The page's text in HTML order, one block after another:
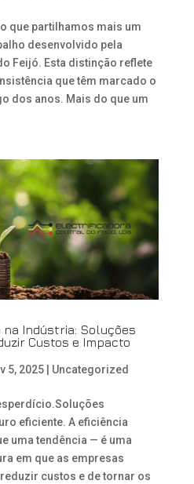
que partilhamos mais um
desenvolvido pela
Feijó. Esta distinção reflete
que têm marcado o
dos anos. Mais do que um
na Indústria: Soluções
Custos e Impacto
5, 2025| Uncategorized
eficiente. A eficiência
uma tendência — é uma
em que as empresas
custos e de tornar os